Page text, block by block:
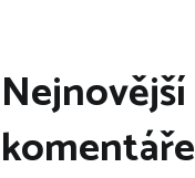
Nejnovější
komentáře